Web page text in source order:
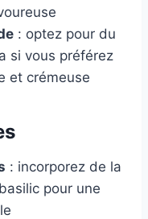
: optez pour du
si vous préférez
et crémeuse
: incorporez de la
pour une